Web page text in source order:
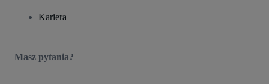
Kariera
Masz pytania?